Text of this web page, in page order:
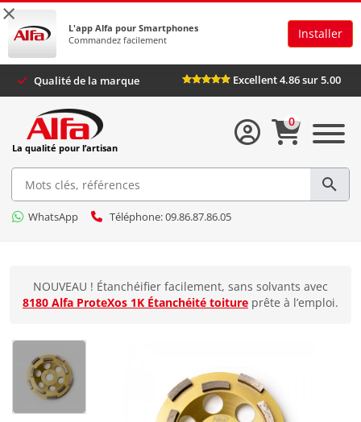
×
L'app Alfa pour Smartphones
Commandez facilement
Installer
Qualité de la marque Excellent 4.86 sur 5.00
La qualité pour l’artisan
WhatsApp Téléphone: 09.86.87.86.05
0
NOUVEAU ! Étanchéifier facilement, sans solvants avec
8180 Alfa ProteXos 1K Étanchéité toiture prête à l’emploi.